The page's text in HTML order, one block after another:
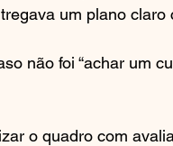
um plano claro
não foi “achar um
o quadro com